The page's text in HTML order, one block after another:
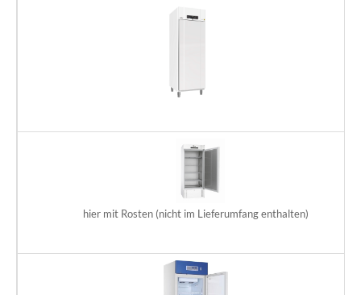
hier mit Rosten (nicht im Lieferumfang enthalten)